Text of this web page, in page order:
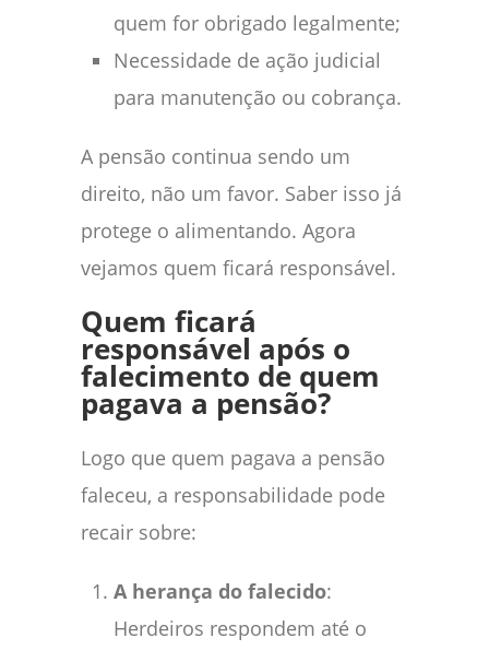
quem for obrigado legalmente;
Necessidade de ação judicial
para manutenção ou cobrança.
A pensão continua sendo um
direito, não um favor. Saber isso já
protege o alimentando. Agora
vejamos quem ficará responsável.
Quem ficará
responsável após o
falecimento de quem
pagava a pensão?
Logo que quem pagava a pensão
faleceu, a responsabilidade pode
recair sobre:
A herança do falecido:
Herdeiros respondem até o